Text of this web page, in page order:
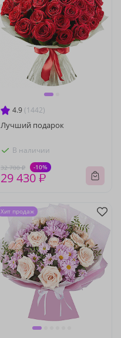
4.9 (1442)
Лучший подарок
В наличии
32 700 ₽ -10%
29 430 ₽
Хит продаж